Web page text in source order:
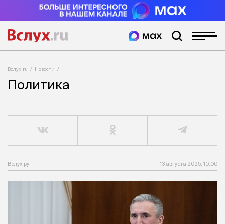
Вслух.ru Новости
Политика
Вслух.ру 13 августа 2025, 10:00